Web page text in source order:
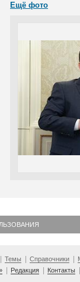
Ещё фото
Темы Справочники
Редакция Контакты